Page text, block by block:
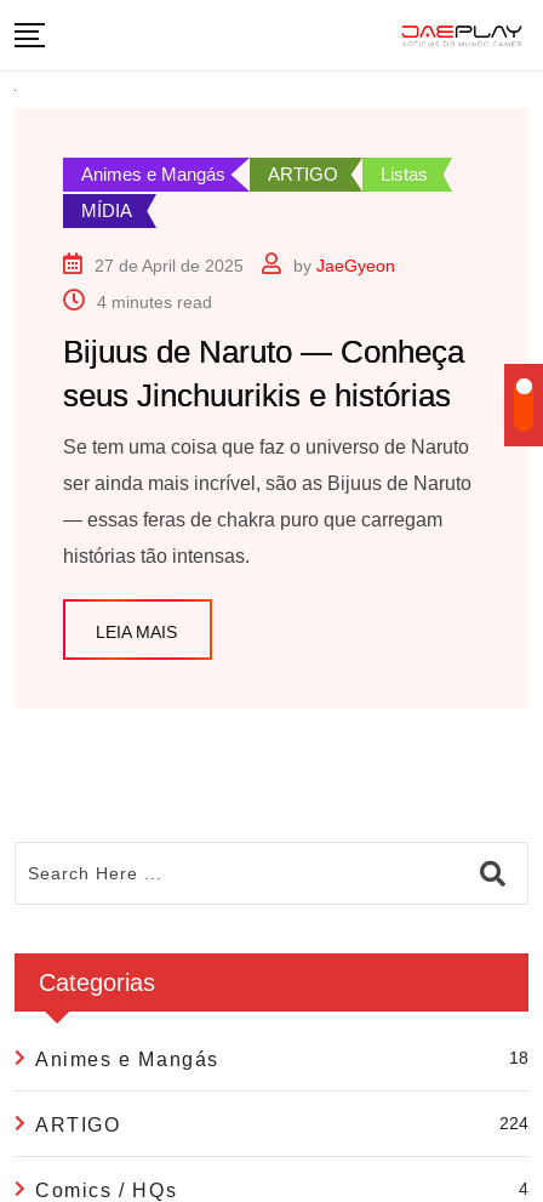
content
Animes e Mangás ARTIGO
Listas
MÍDIA
27 de April de 2025 by JaeGyeon
4 minutes read
Bijuus de Naruto — Conheça
seus Jinchuurikis e histórias
Se tem uma coisa que faz o universo de Naruto
ser ainda mais incrível, são as Bijuus de Naruto
— essas feras de chakra puro que carregam
histórias tão intensas.
LEIA MAIS
Categorias
Animes e Mangás 18
ARTIGO 224
Comics / HQs 4